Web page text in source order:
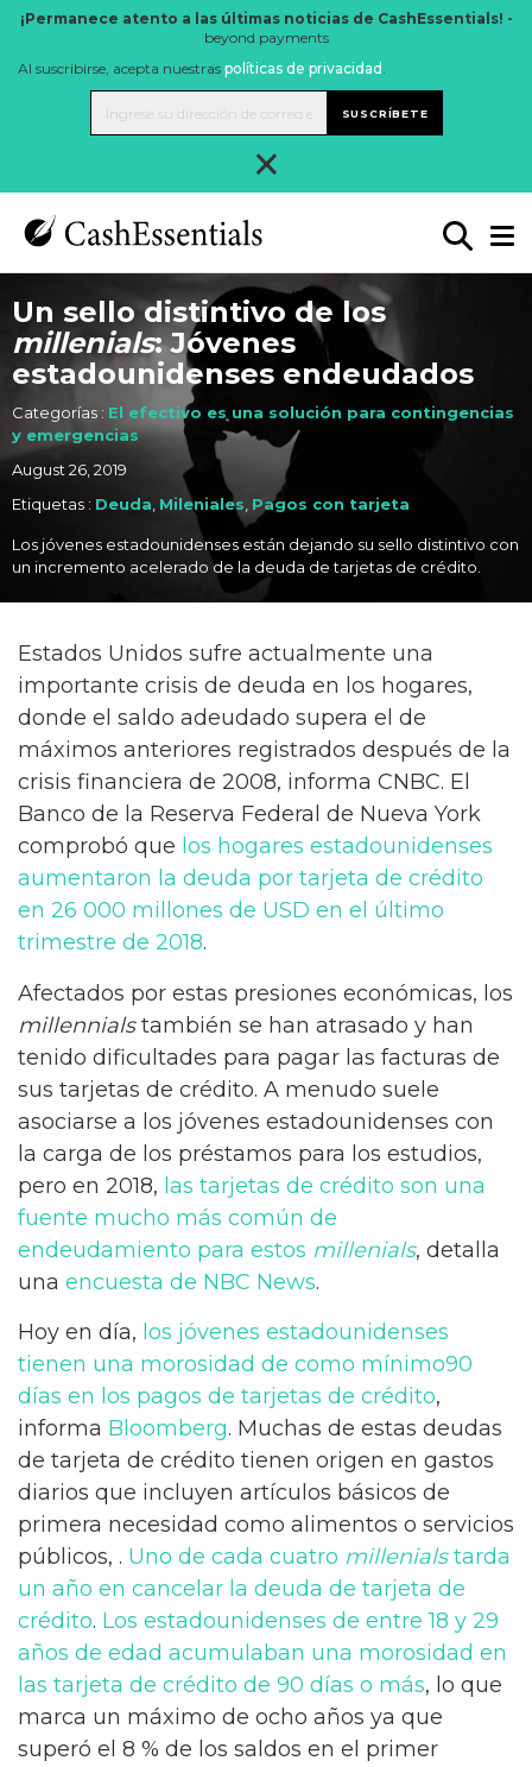
¡Permanece atento a las últimas noticias de CashEssentials! -
beyond payments
Al suscribirse, acepta nuestras políticas de privacidad .
SUSCRÍBETE
×
Un sello distintivo de los
millenials: Jóvenes
estadounidenses endeudados
Categorías : El efectivo es una solución para contingencias
y emergencias
August 26, 2019
Etiquetas : Deuda Mileniales Pagos con tarjeta
Los jóvenes estadounidenses están dejando su sello distintivo con
un incremento acelerado de la deuda de tarjetas de crédito.
Estados Unidos sufre actualmente una
importante crisis de deuda en los hogares,
donde el saldo adeudado supera el de
máximos anteriores registrados después de la
crisis financiera de 2008, informa CNBC. El
Banco de la Reserva Federal de Nueva York
comprobó que los hogares estadounidenses
aumentaron la deuda por tarjeta de crédito
en 26 000 millones de USD en el último
trimestre de 2018.
Afectados por estas presiones económicas, los
millennialstambién se han atrasado y han
tenido dificultades para pagar las facturas de
sus tarjetas de crédito. A menudo suele
asociarse a los jóvenes estadounidenses con
la carga de los préstamos para los estudios,
pero en 2018, las tarjetas de crédito son una
fuente mucho más común de
endeudamiento para estos millenials, detalla
una encuesta de NBC News.
Hoy en día, los jóvenes estadounidenses
tienen una morosidad de como mínimo90
días en los pagos de tarjetas de crédito,
informa Bloomberg. Muchas de estas deudas
de tarjeta de crédito tienen origen en gastos
diarios que incluyen artículos básicos de
primera necesidad como alimentos o servicios
públicos, . Uno de cada cuatro millenialstarda
un año en cancelar la deuda de tarjeta de
crédito. Los estadounidenses de entre 18 y 29
años de edad acumulaban una morosidad en
las tarjeta de crédito de 90 días o más, lo que
marca un máximo de ocho años ya que
superó el 8 % de los saldos en el primer